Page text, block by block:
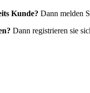
Kunde? Dann melden
Dann registrieren sie